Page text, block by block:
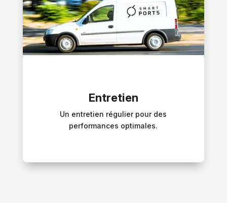
Entretien
Un entretien régulier pour des
performances optimales.